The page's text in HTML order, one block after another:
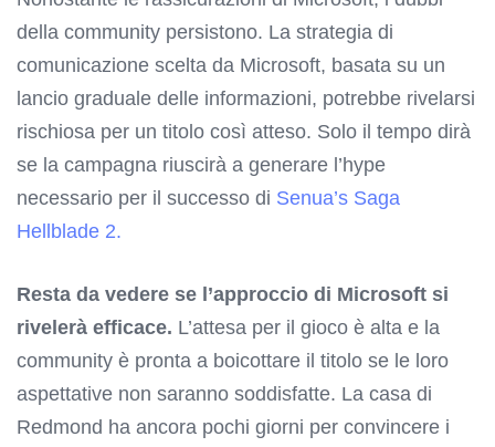
della community persistono. La strategia di
comunicazione scelta da Microsoft, basata su un
lancio graduale delle informazioni, potrebbe rivelarsi
rischiosa per un titolo così atteso. Solo il tempo dirà
se la campagna riuscirà a generare l’hype
necessario per il successo di Senua’s Saga
Hellblade 2.
Resta da vedere se l’approccio di Microsoft si
rivelerà efficace. L’attesa per il gioco è alta e la
community è pronta a boicottare il titolo se le loro
aspettative non saranno soddisfatte. La casa di
Redmond ha ancora pochi giorni per convincere i